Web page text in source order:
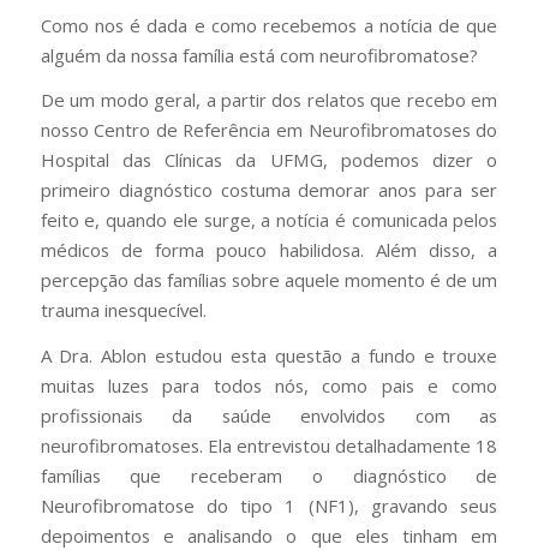
Como nos é dada e como recebemos a notícia de que
alguém da nossa família está com neurofibromatose?
De um modo geral, a partir dos relatos que recebo em
nosso Centro de Referência em Neurofibromatoses do
Hospital das Clínicas da UFMG, podemos dizer o
primeiro diagnóstico costuma demorar anos para ser
feito e, quando ele surge, a notícia é comunicada pelos
médicos de forma pouco habilidosa. Além disso, a
percepção das famílias sobre aquele momento é de um
trauma inesquecível.
A Dra. Ablon estudou esta questão a fundo e trouxe
muitas luzes para todos nós, como pais e como
profissionais da saúde envolvidos com as
neurofibromatoses. Ela entrevistou detalhadamente 18
famílias que receberam o diagnóstico de
Neurofibromatose do tipo 1 (NF1), gravando seus
depoimentos e analisando o que eles tinham em